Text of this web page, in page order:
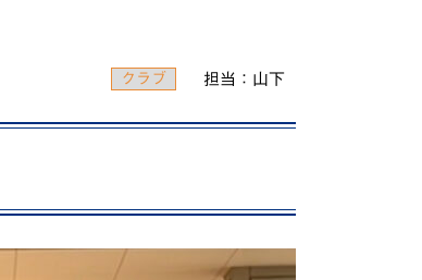
PICK UP STUDENTS
クラブ 担当：山下